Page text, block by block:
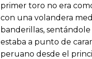
primer toro no era
con una volandera
banderillas,
estaba a punto de
peruano desde el